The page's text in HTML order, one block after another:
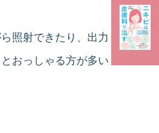
照射できたり、出力
おっしゃる方が多い